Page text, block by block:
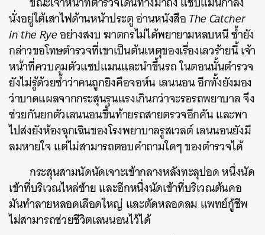
นั่งอยู่ใต้เสาไฟด้านหน้าประตูอ่านหนังสือThe Catcher
in the Ryeอย่างสงบฆาตกรไม่ได้พยายามหลบหนีซ้ำยัง
กล่าวขอโทษตำรวจที่เขาเป็นต้นเหตุของเรื่องเลวร้ายนี้เจ้า
หน้าที่ควบคุมตัวแชปแมนและนำขึ้นรถในตอนนั้นตำรวจ
ยังไม่รู้ด้วยซ้ำว่าคนถูกยิงคือจอห์นเลนนอนอีกทั้งยังมอง
ว่าบาดแผลจากกระสุนรุนแรงเกินกว่าจะรอรถพยาบาลจึง
ช่วยกันยกตัวเลนนอนขึ้นท้ายรถสายตรวจอีกคันและพา
ไปส่งยังห้องฉุกเฉินของโรงพยาบาลรูสเวลต์เลนนอนยังมี
ลมหายใจแต่ไม่สามารถตอบคำถามใดๆของตำรวจได้
กระสุนสามนัดนัดเจาะเข้ากลางหลังทะลุปอดหนึ่งนัด
เข้าที่บริเวณไหล่ซ้ายและอีกหนึ่งนัดเข้าที่บริเวณต้นคอ
มันทำลายหลอดเลือดใหญ่ และตัดหลอดลม แพทย์กู้ชีพ
ไม่สามารถช่วยชีวิตเลนนอนไว้ได้